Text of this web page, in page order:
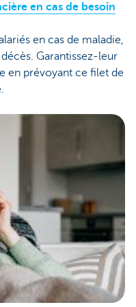
en cas de besoin
en cas de maladie,
Garantissez-leur
en prévoyant ce filet de